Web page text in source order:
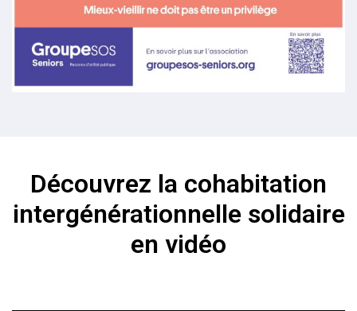
Découvrez la cohabitation
intergénérationnelle solidaire
en vidéo